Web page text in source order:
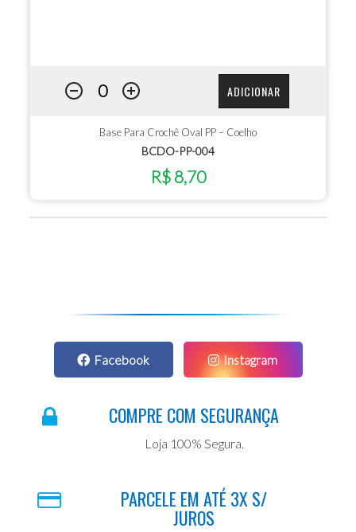
ADICIONAR
Base Para Crochê Oval PP – Coelho
BCDO-PP-004
R$ 8,70
Facebook Instagram
COMPRE COM SEGURANÇA
Loja 100% Segura.
PARCELE EM ATÉ 3X S/
JUROS